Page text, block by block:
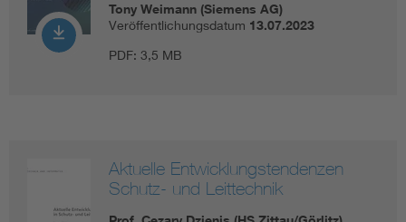
Tony Weimann (Siemens AG)
Veröffentlichungsdatum 13.07.2023
PDF: 3,5 MB
Aktuelle Entwicklungstendenzen
Schutz- und Leittechnik